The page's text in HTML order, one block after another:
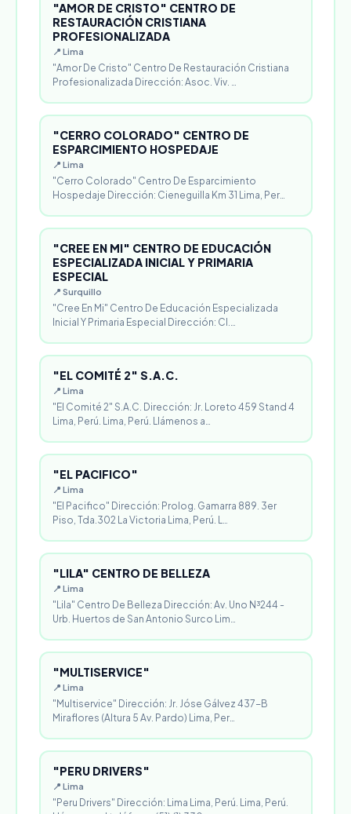
"AMOR DE CRISTO" CENTRO DE
RESTAURACIÓN CRISTIANA
PROFESIONALIZADA
📍 Lima
"Amor De Cristo" Centro De Restauración Cristiana
Profesionalizada Dirección: Asoc. Viv. …
"CERRO COLORADO" CENTRO DE
ESPARCIMIENTO HOSPEDAJE
📍 Lima
"Cerro Colorado" Centro De Esparcimiento
Hospedaje Dirección: Cieneguilla Km 31 Lima, Per…
"CREE EN MI" CENTRO DE EDUCACIÓN
ESPECIALIZADA INICIAL Y PRIMARIA
ESPECIAL
📍 Surquillo
"Cree En Mi" Centro De Educación Especializada
Inicial Y Primaria Especial Dirección: Cl.…
"EL COMITÉ 2" S.A.C.
📍 Lima
"El Comité 2" S.A.C. Dirección: Jr. Loreto 459 Stand 4
Lima, Perú. Lima, Perú. Llámenos a…
"EL PACIFICO"
📍 Lima
"El Pacifico" Dirección: Prolog. Gamarra 889. 3er
Piso, Tda.302 La Victoria Lima, Perú. L…
"LILA" CENTRO DE BELLEZA
📍 Lima
"Lila" Centro De Belleza Dirección: Av. Uno N³244 -
Urb. Huertos de San Antonio Surco Lim…
"MULTISERVICE"
📍 Lima
"Multiservice" Dirección: Jr. Jóse Gálvez 437-B
Miraflores (Altura 5 Av. Pardo) Lima, Per…
"PERU DRIVERS"
📍 Lima
"Peru Drivers" Dirección: Lima Lima, Perú. Lima, Perú.